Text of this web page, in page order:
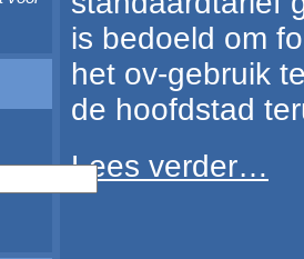
is bedoeld om
het ov-gebruik
de hoofdstad
Lees verder…